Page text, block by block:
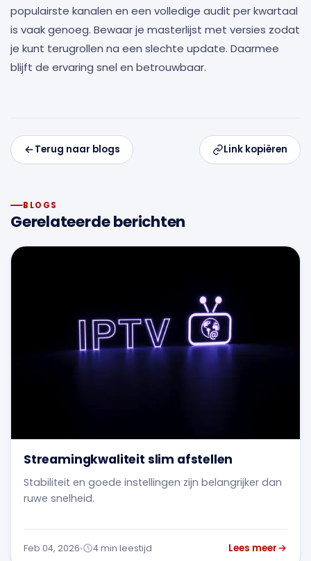
populairste kanalen en een volledige audit per kwartaal
is vaak genoeg. Bewaar je masterlijst met versies zodat
je kunt terugrollen na een slechte update. Daarmee
blijft de ervaring snel en betrouwbaar.
Terug naar blogs Link kopiëren
BLOGS
Gerelateerde berichten
Streamingkwaliteit slim afstellen
Stabiliteit en goede instellingen zijn belangrijker dan
ruwe snelheid.
Feb 04, 2026 4 min leestijd Lees meer